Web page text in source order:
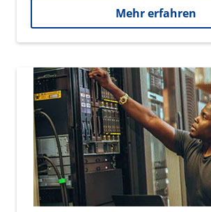
Mehr erfahren